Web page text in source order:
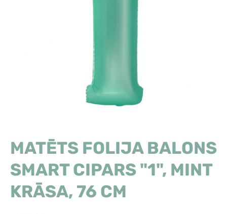
MATĒTS FOLIJA BALONS
SMART CIPARS "1", MINT
KRĀSA, 76 CM